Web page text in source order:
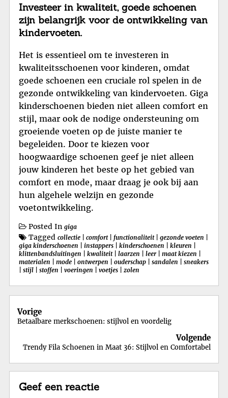
Investeer in kwaliteit, goede schoenen
zijn belangrijk voor de ontwikkeling van
kindervoeten.
Het is essentieel om te investeren in
kwaliteitsschoenen voor kinderen, omdat
goede schoenen een cruciale rol spelen in de
gezonde ontwikkeling van kindervoeten. Giga
kinderschoenen bieden niet alleen comfort en
stijl, maar ook de nodige ondersteuning om
groeiende voeten op de juiste manier te
begeleiden. Door te kiezen voor
hoogwaardige schoenen geef je niet alleen
jouw kinderen het beste op het gebied van
comfort en mode, maar draag je ook bij aan
hun algehele welzijn en gezonde
voetontwikkeling.
Posted In giga
Tagged collectie comfort| functionaliteit| gezonde voeten
giga kinderschoenen
instappers kinderschoenen kleuren
klittenbandsluitingen
kwaliteit| laarzen leer maat kiezen
materialen
mode ontwerpen ouderschap sandalen
sneakers
stijl stoffen voeringen voetjes zolen
Berichtnavigatie
Vorige
Betaalbare merkschoenen: stijlvol en voordelig
Volgende
Trendy Fila Schoenen in Maat 36: Stijlvol en Comfortabel
Geef een reactie